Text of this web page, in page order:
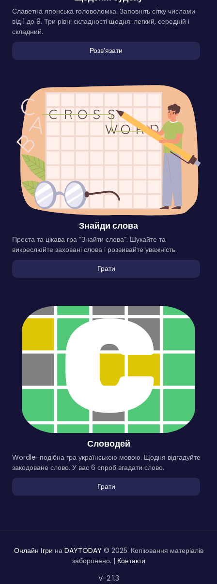
Славетна японська головоломка. Заповніть сітку числами
від 1 до 9. Три рівні складності щодня: легкий, середній і
складний.
Розвʼязати
Знайди слова
Проста та цікава гра “Знайти слова”. Шукайте та
викреслюйте заховані слова і розвивайте уважність.
Грати
Словодей
Wordle-подібна гра українською мовою. Щодня відгадуйте
закодоване слово. У вас 6 спроб вгадати слово.
Грати
Онлайн Ігри на DAYTODAY © 2025. Копіювання матеріалів
заборонено. | Контакти
V-2.1.3